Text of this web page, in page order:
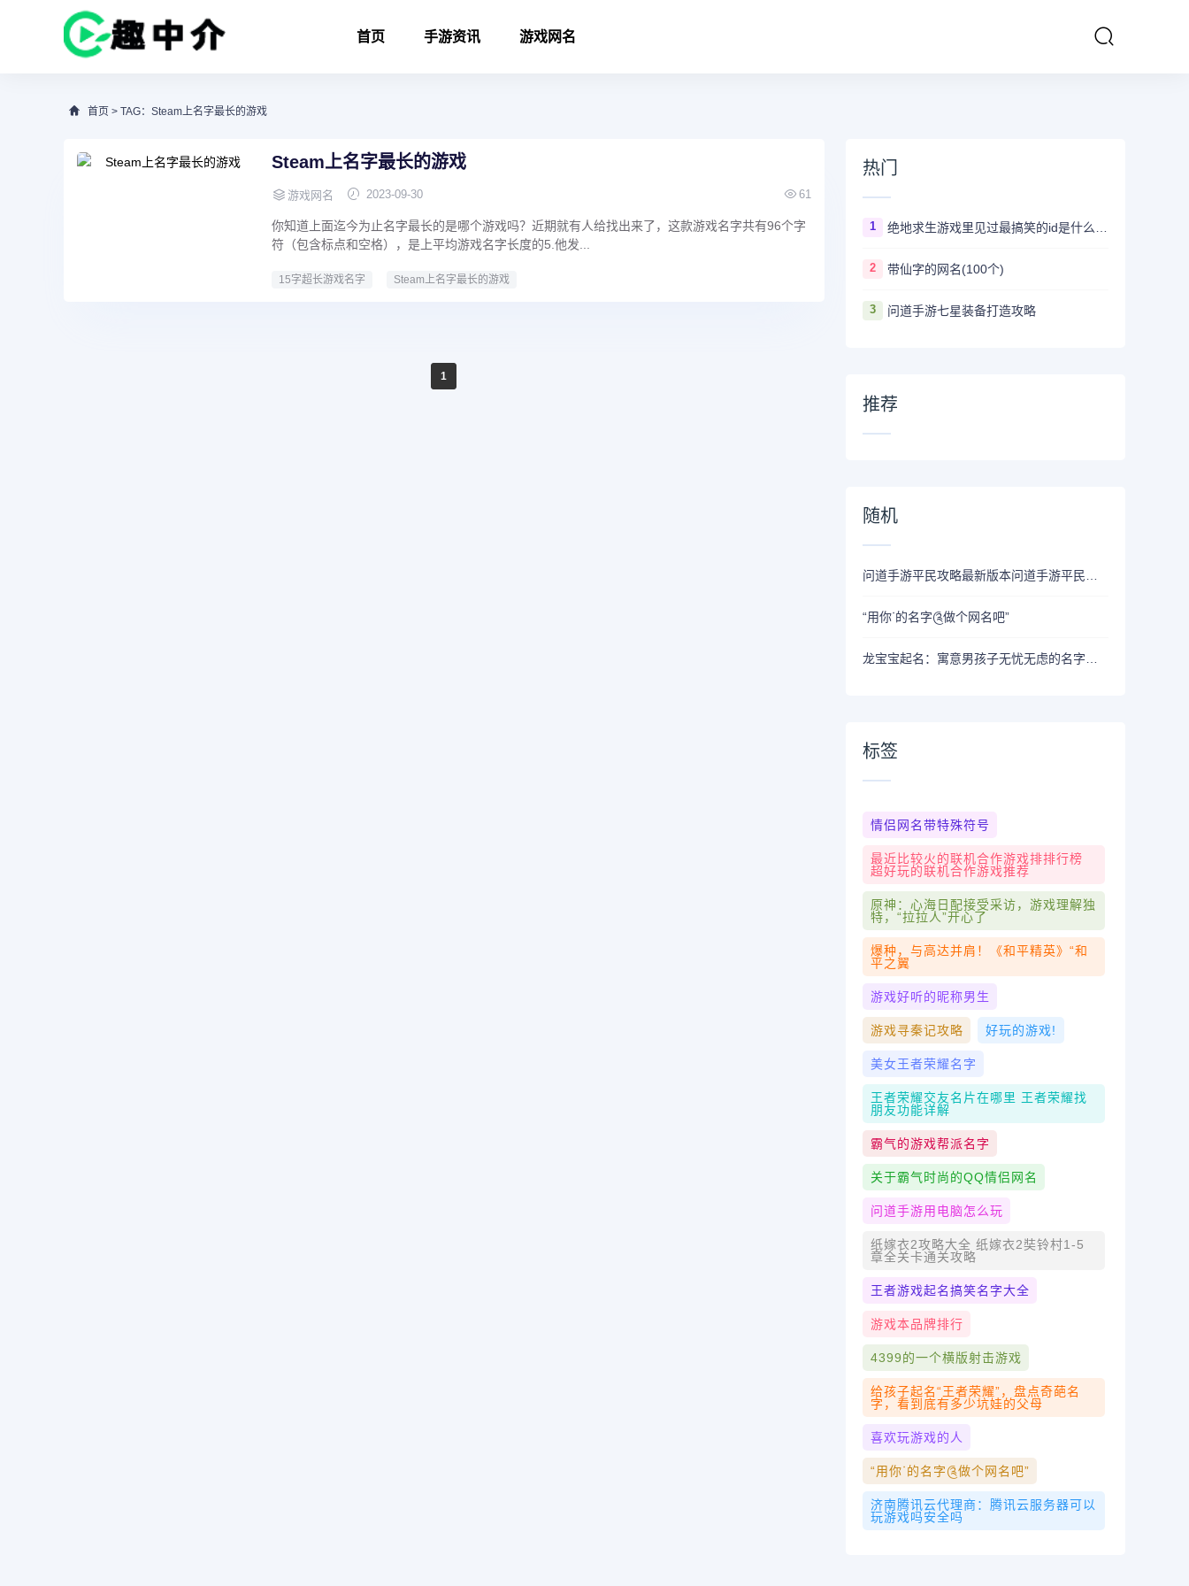
首页 手游资讯 游戏网名
首页 > TAG：Steam上名字最长的游戏
Steam上名字最长的游戏
游戏网名 2023-09-30 61
你知道上面迄今为止名字最长的是哪个游戏吗？近期就有人给找出来了，这款游戏名字共有96个字
符（包含标点和空格），是上平均游戏名字长度的5.他发...
15字超长游戏名字 Steam上名字最长的游戏
1
热门
1
2 带仙字的网名(100个)
3 问道手游七星装备打造攻略
推荐
随机
“用你ᐝ的名字༊做个网名吧”
标签
情侣网名带特殊符号
最近比较火的联机合作游戏排排行榜
超好玩的联机合作游戏推荐
原神：心海日配接受采访，游戏理解独
特，“拉拉人”开心了
爆种，与高达并肩！《和平精英》“和
平之翼
游戏好听的昵称男生
游戏寻秦记攻略 好玩的游戏!
美女王者荣耀名字
王者荣耀交友名片在哪里 王者荣耀找
朋友功能详解
霸气的游戏帮派名字
关于霸气时尚的QQ情侣网名
问道手游用电脑怎么玩
纸嫁衣2攻略大全 纸嫁衣2奘铃村1-5
章全关卡通关攻略
王者游戏起名搞笑名字大全
游戏本品牌排行
4399的一个横版射击游戏
给孩子起名“王者荣耀”，盘点奇葩名
字，看到底有多少坑娃的父母
喜欢玩游戏的人
“用你ᐝ的名字༊做个网名吧”
济南腾讯云代理商：腾讯云服务器可以
玩游戏吗安全吗